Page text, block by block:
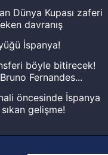
Dünya Kupası zaferi
davranış
İspanya!
böyle bitirecek!
Fernandes...
öncesinde İspanya
gelişme!